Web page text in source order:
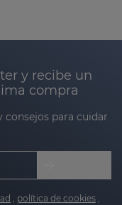
y recibe un
compra
consejos para cuidar
política de cookies